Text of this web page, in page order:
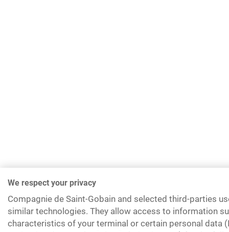
We respect your privacy
Compagnie de Saint-Gobain and selected third-parties
similar technologies. They allow access to information
characteristics of your terminal or certain personal data